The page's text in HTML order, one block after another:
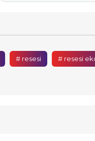
# resesi # resesi